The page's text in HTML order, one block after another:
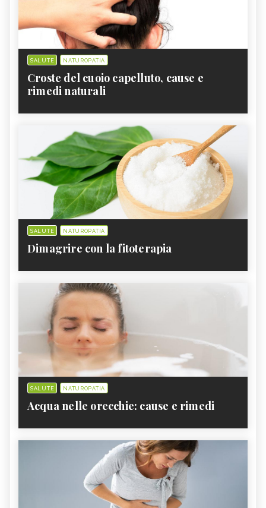
SALUTE NATUROPATIA
Croste del cuoio capelluto, cause e
rimedi naturali
SALUTE NATUROPATIA
Dimagrire con la fitoterapia
SALUTE NATUROPATIA
Acqua nelle orecchie: cause e rimedi